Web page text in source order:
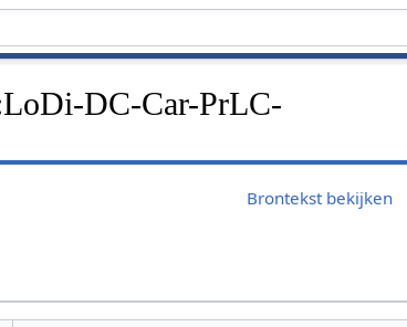
DC-Car-PrLC-
Brontekst bekijken